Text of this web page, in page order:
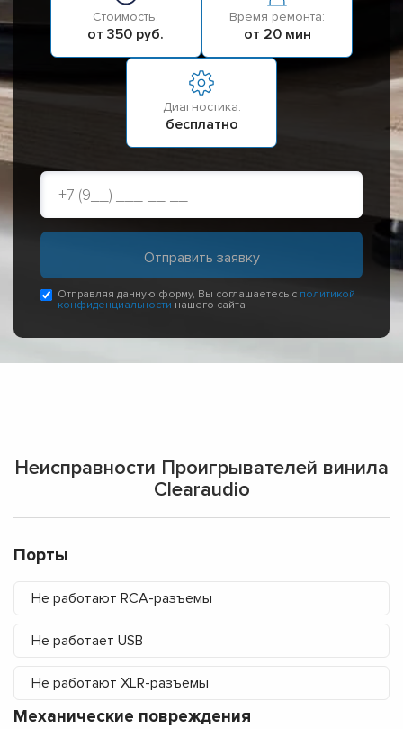
Стоимость:
от 350 руб.
Время ремонта:
от 20 мин
Диагностика:
бесплатно
Отправляя данную форму, Вы соглашаетесь с политикой
конфиденциальности нашего сайта
Неисправности Проигрывателей винила
Clearaudio
Порты
Не работают RCA-разъемы
Не работает USB
Не работают XLR-разъемы
Механические повреждения